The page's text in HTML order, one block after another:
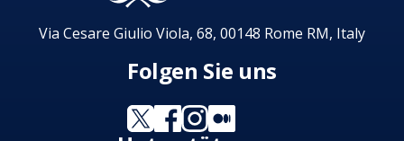
Via Cesare Giulio Viola, 68, 00148 Rome RM, Italy
Folgen Sie uns